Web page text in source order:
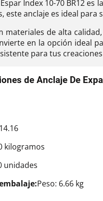
Espar Index 10-70 BR12
este anclaje es ideal
materiales de alta
en la opción ideal
para tus creaciones
de Anclaje De
kilogramos
unidades
Peso: 6.66 kg